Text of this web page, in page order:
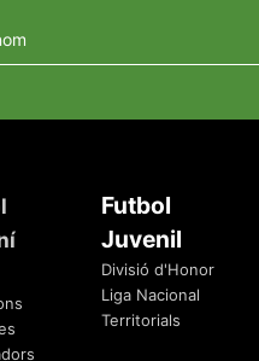
Futbol
Juvenil
Divisió d'Honor
Liga Nacional
Territorials